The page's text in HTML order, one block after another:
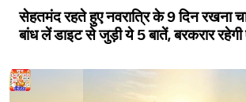
सेहतमंद रहते हुए नवरात्रि के 9 दिन रखना
बांध लें डाइट से जुड़ी ये 5 बातें, बरकरार रहेगी